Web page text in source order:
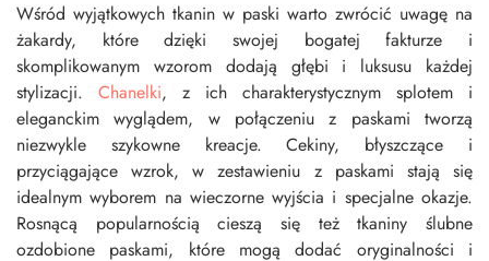
Wśród wyjątkowych tkanin w paski warto zwrócić uwagę na
żakardy, które dzięki swojej bogatej fakturze i
skomplikowanym wzorom dodają głębi i luksusu każdej
stylizacji. Chanelki, z ich charakterystycznym splotem i
eleganckim wyglądem, w połączeniu z paskami tworzą
niezwykle szykowne kreacje. Cekiny, błyszczące i
przyciągające wzrok, w zestawieniu z paskami stają się
idealnym wyborem na wieczorne wyjścia i specjalne okazje.
Rosnącą popularnością cieszą się też tkaniny ślubne
ozdobione paskami, które mogą dodać oryginalności i